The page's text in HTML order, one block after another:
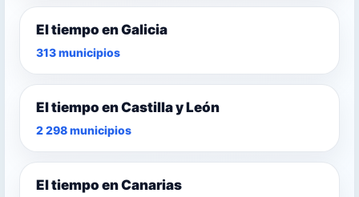
El tiempo en Galicia
313 municipios
El tiempo en Castilla y León
2 298 municipios
El tiempo en Canarias